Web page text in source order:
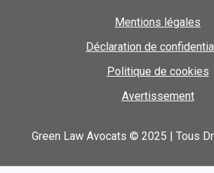
Mentions légales
Déclaration de
Politique de cookies
Avertissement
Green Law Avocats © 2025 | Tous